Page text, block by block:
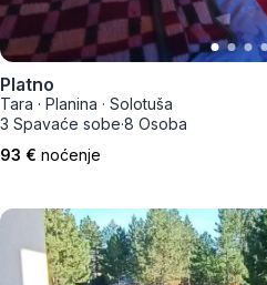
Platno
Tara · Planina · Solotuša
3 Spavaće sobe·8 Osoba
93 € noćenje